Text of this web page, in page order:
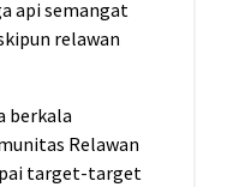
api semangat
relawan
berkala
Relawan
target-target